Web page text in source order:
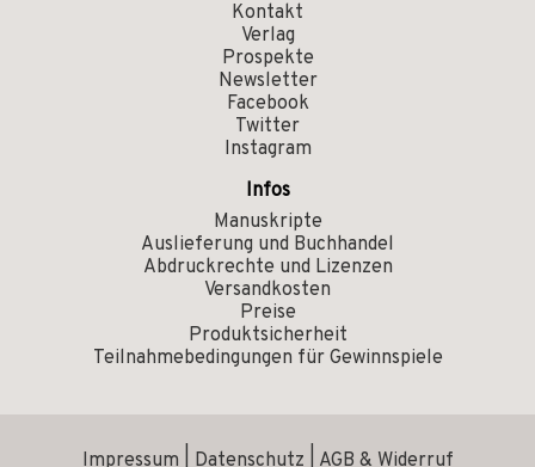
Kontakt
Verlag
Prospekte
Newsletter
Facebook
Twitter
Instagram
Infos
Manuskripte
Auslieferung und Buchhandel
Abdruckrechte und Lizenzen
Versandkosten
Preise
Produktsicherheit
Teilnahmebedingungen für Gewinnspiele
Impressum Datenschutz AGB & Widerruf